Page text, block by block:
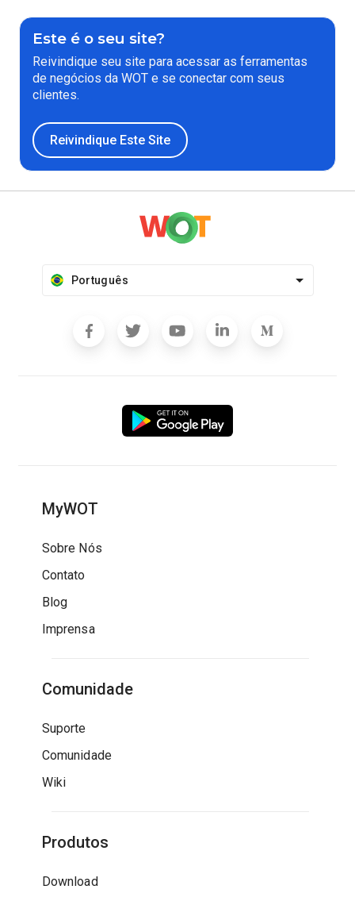
Este é o seu site?
Reivindique seu site para acessar as ferramentas
de negócios da WOT e se conectar com seus
clientes.
Reivindique Este Site
Português
MyWOT
Sobre Nós
Contato
Blog
Imprensa
Comunidade
Suporte
Comunidade
Wiki
Produtos
Download